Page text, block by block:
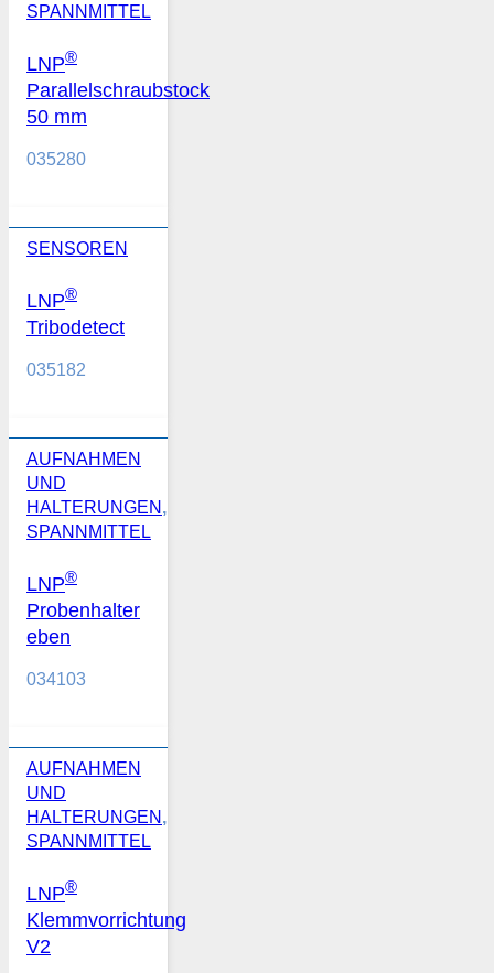
SPANNMITTEL
LNP®
Parallelschraubstock
50 mm
035280
SENSOREN
LNP®
Tribodetect
035182
AUFNAHMEN
UND
HALTERUNGEN ,
SPANNMITTEL
LNP®
Probenhalter
eben
034103
AUFNAHMEN
UND
HALTERUNGEN ,
SPANNMITTEL
LNP®
Klemmvorrichtung
V2